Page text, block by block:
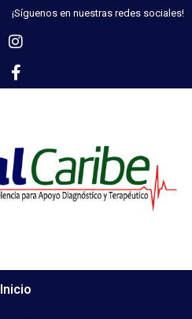
¡Síguenos en nuestras redes sociales!
Inicio